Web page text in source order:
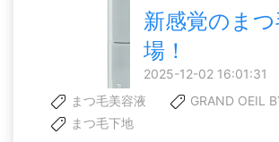
新感覚のま
場！
2025-12-02 16:01:31
まつ毛美容液
GRAND OEIL
まつ毛下地